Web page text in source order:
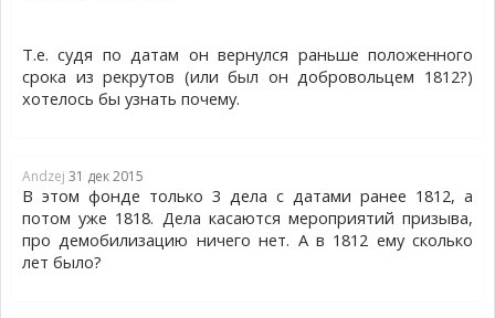
Т.е. судя по датам он вернулся раньше положенного
срока из рекрутов (или был он добровольцем 1812?)
хотелось бы узнать почему.
Andzej 31 дек 2015
В этом фонде только 3 дела с датами ранее 1812, а
потом уже 1818. Дела касаются мероприятий призыва,
про демобилизацию ничего нет. А в 1812 ему сколько
лет было?